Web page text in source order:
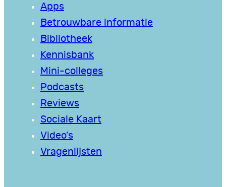
Apps
Betrouwbare informatie
Bibliotheek
Kennisbank
Mini-colleges
Podcasts
Reviews
Sociale Kaart
Video’s
Vragenlijsten